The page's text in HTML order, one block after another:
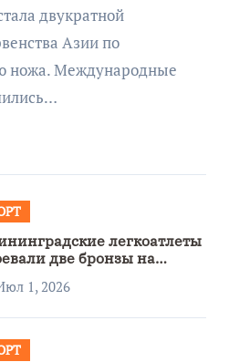
двукратной
Азии по
ножа. Международные
легкоатлеты
две бронзы на
России
1, 2026